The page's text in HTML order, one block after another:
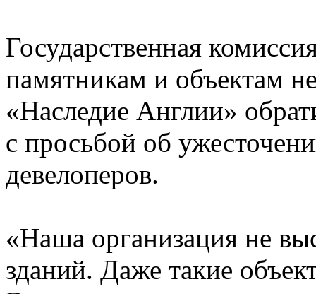
Государственная
памятникам и объектам
«Наследие Англии»
с просьбой об
девелоперов.
«Наша организация не
зданий. Даже такие